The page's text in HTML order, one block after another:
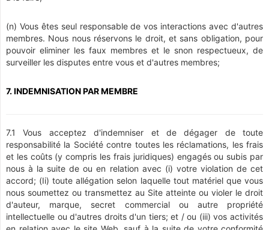
(n) Vous êtes seul responsable de vos interactions avec d'autres
membres. Nous nous réservons le droit, et sans obligation, pour
pouvoir eliminer les faux membres et le snon respectueux, de
surveiller les disputes entre vous et d'autres membres;
7. INDEMNISATION PAR MEMBRE
7.1 Vous acceptez d'indemniser et de dégager de toute
responsabilité la Société contre toutes les réclamations, les frais
et les coûts (y compris les frais juridiques) engagés ou subis par
nous à la suite de ou en relation avec (i) votre violation de cet
accord; (Ii) toute allégation selon laquelle tout matériel que vous
nous soumettez ou transmettez au Site atteinte ou violer le droit
d'auteur, marque, secret commercial ou autre propriété
intellectuelle ou d'autres droits d'un tiers; et / ou (iii) vos activités